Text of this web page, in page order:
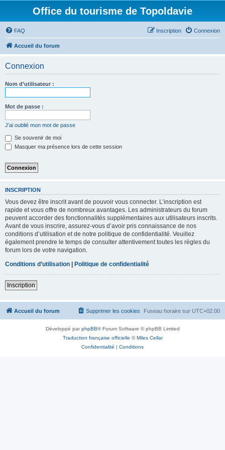
Office du tourisme de Topoldavie
FAQ Connexion
Inscription
Accueil du forum
Connexion
Nom d’utilisateur :
Mot de passe :
J’ai oublié mon mot de passe
Se souvenir de moi
Masquer ma présence lors de cette session
INSCRIPTION
Vous devez être inscrit avant de pouvoir vous connecter. L’inscription est
rapide et vous offre de nombreux avantages. Les administrateurs du forum
peuvent accorder des fonctionnalités supplémentaires aux utilisateurs inscrits.
Avant de vous inscrire, assurez-vous d’avoir pris connaissance de nos
conditions d’utilisation et de notre politique de confidentialité. Veuillez
également prendre le temps de consulter attentivement toutes les règles du
forum lors de votre navigation.
Conditions d’utilisation | Politique de confidentialité
Inscription
Accueil du forum Fuseau horaire sur UTC+02:00
Supprimer les cookies
Développé parphpBB® Forum Software © phpBB Limited
Traduction française officielle ©Miles Cellar
Confidentialité | Conditions